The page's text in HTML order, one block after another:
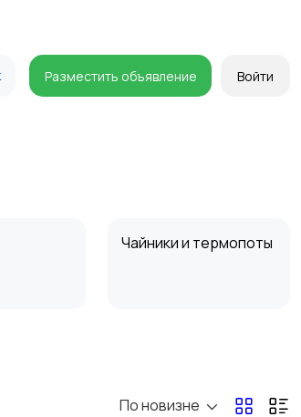
Разместить объявление Войти
Чайники и термопоты
По новизне